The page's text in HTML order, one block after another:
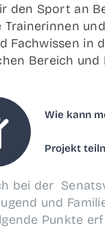
den Sport an
Trai­ne­rin­nen
Fach­wis­sen in
Bereich und
Wie kann
Pro­jekt
bei der
und
Punk­te